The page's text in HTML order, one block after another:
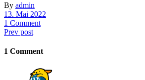
By admin
13. Mai 2022
1 Comment
Prev post
1 Comment